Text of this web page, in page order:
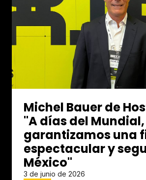
Michel Bauer de
"A días del Mundial,
garantizamos una
espectacular y
México"
3 de junio de 2026